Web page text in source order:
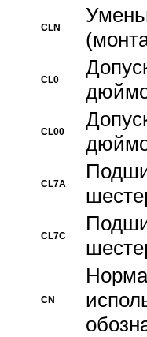
CLN
CL0
CL00
CL7A
CL7C
CN